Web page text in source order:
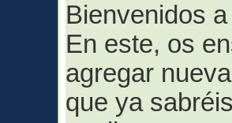
Bienvenidos
En este, os
agregar
que ya